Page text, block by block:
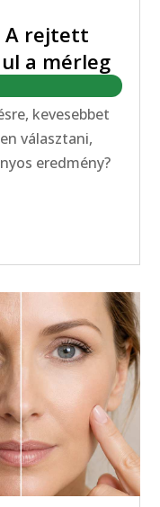
A rejtett
a mérleg
kevesebbet
választani,
eredmény?